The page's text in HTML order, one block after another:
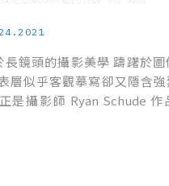
長鏡頭的攝影美學 躊躇於圖
層似乎客觀摹寫卻又隱含
是攝影師 Ryan Schude 作